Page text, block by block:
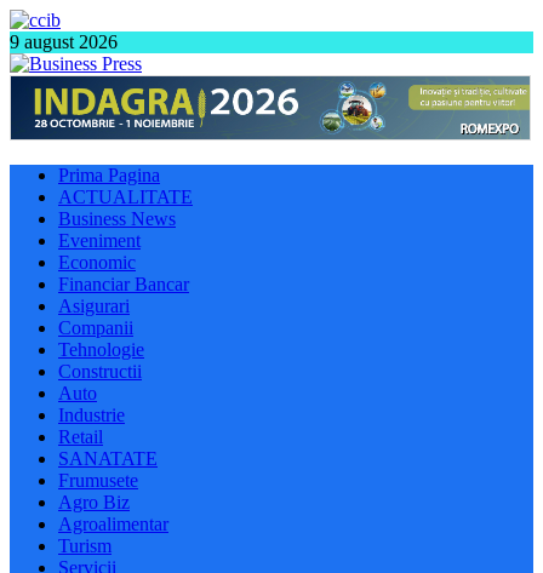
9 august 2026
Prima Pagina
ACTUALITATE
Business News
Eveniment
Economic
Financiar Bancar
Asigurari
Companii
Tehnologie
Constructii
Auto
Industrie
Retail
SANATATE
Frumusete
Agro Biz
Agroalimentar
Turism
Servicii